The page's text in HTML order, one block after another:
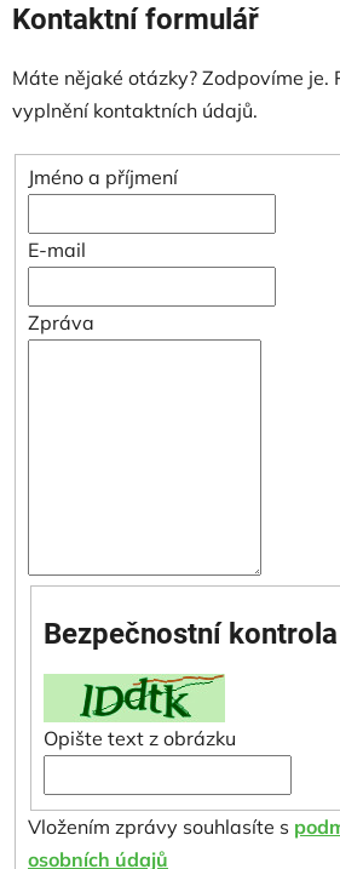
Kontaktní formulář
Máte nějaké otázky? Zodpovíme je.
vyplnění kontaktních údajů.
Jméno a příjmení
E-mail
Zpráva
Bezpečnostní kontrola
Opište text z obrázku
Vložením zprávy souhlasíte s
osobních údajů